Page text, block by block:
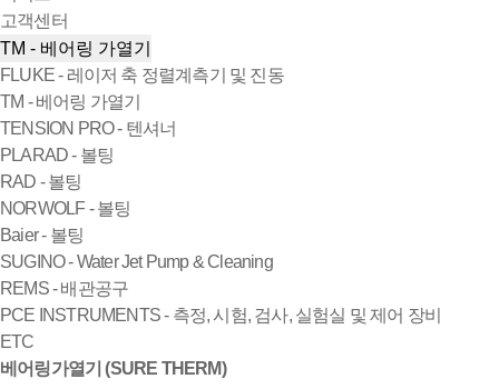
고객센터
TM - 베어링 가열기
FLUKE - 레이저 축 정렬계측기 및 진동
TM - 베어링 가열기
TENSION PRO - 텐셔너
PLARAD - 볼팅
RAD - 볼팅
NORWOLF - 볼팅
Baier - 볼팅
SUGINO - Water Jet Pump & Cleaning
REMS - 배관공구
PCE INSTRUMENTS - 측정, 시험, 검사, 실험실 및 제어 장비
ETC
베어링가열기 (SURE THERM)